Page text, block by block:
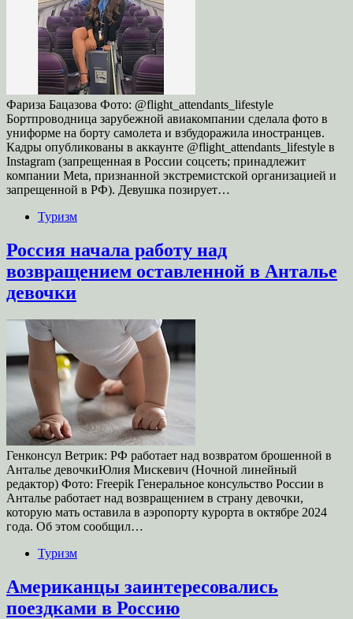
Фариза Бацазова Фото: @flight_attendants_lifestyle
Бортпроводница зарубежной авиакомпании сделала фото в
униформе на борту самолета и взбудоражила иностранцев.
Кадры опубликованы в аккаунте @flight_attendants_lifestyle в
Instagram (запрещенная в России соцсеть; принадлежит
компании Meta, признанной экстремистской организацией и
запрещенной в РФ). Девушка позирует…
Туризм
Россия начала работу над
возвращением оставленной в Анталье
девочки
Генконсул Ветрик: РФ работает над возвратом брошенной в
Анталье девочкиЮлия Мискевич (Ночной линейный
редактор) Фото: Freepik Генеральное консульство России в
Анталье работает над возвращением в страну девочки,
которую мать оставила в аэропорту курорта в октябре 2024
года. Об этом сообщил…
Туризм
Американцы заинтересовались
поездками в Россию